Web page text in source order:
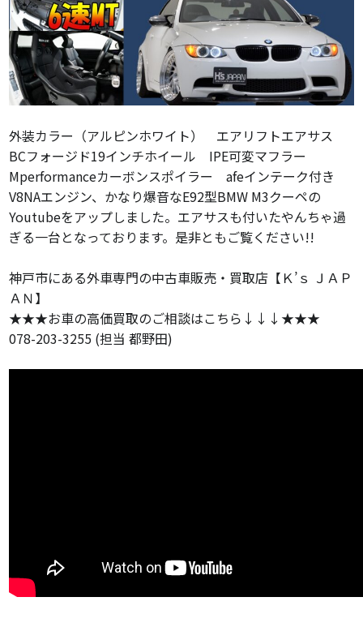
外装カラー（アルピンホワイト） エアリフトエアサス
BCフォージド19インチホイール IPE可変マフラー
Mperformanceカーボンスポイラー afeインテーク付き
V8NAエンジン、かなり爆音なE92型BMW M3クーペの
Youtubeをアップしました。エアサスも付いたやんちゃ過
ぎる一台となっております。是非ともご覧ください!!
神戸市にある外車専門の中古車販売・買取店【Ｋ’ｓ ＪＡＰ
ＡＮ】
★★★お車の高価買取のご相談はこちら↓↓↓★★★
078-203-3255 (担当 都野田)